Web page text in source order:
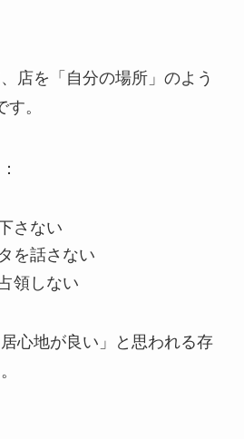
店を「自分の場所」のよう
。
さない
を話さない
領しない
心地が良い」と思われる存